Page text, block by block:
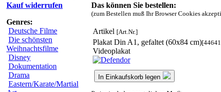
Kauf widerrufen
Genres:
Deutsche Filme
Die schönsten
Weihnachtsfilme
Disney
Dokumentation
Drama
Eastern/Karate/Martial
Das können Sie bestellen:
(zum Bestellen muß Ihr Browser Cookies
Artikel [Art.Nr.]
Plakat Din A1, gefaltet (60x84 cm)
Videoplakat
In Einkaufskorb legen